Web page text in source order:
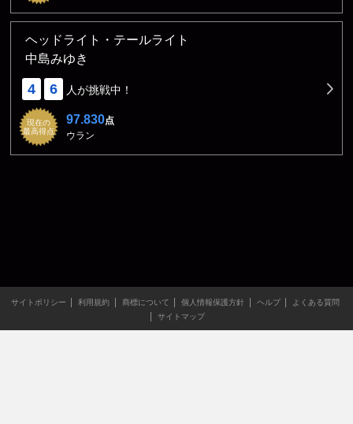
ヘッドライト・テールライト
中島みゆき
4 6 人が挑戦中！
現在の
最高得点
97.830点
ウラン
サイトポリシー 利用規約 商標について 個人情報保護方針 ヘルプ
よくある質問
サイトマップ